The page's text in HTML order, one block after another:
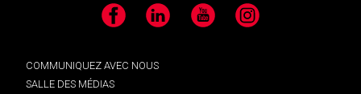
Facebook LinkedIn YouTube Instagram
COMMUNIQUEZ AVEC NOUS
SALLE DES MÉDIAS